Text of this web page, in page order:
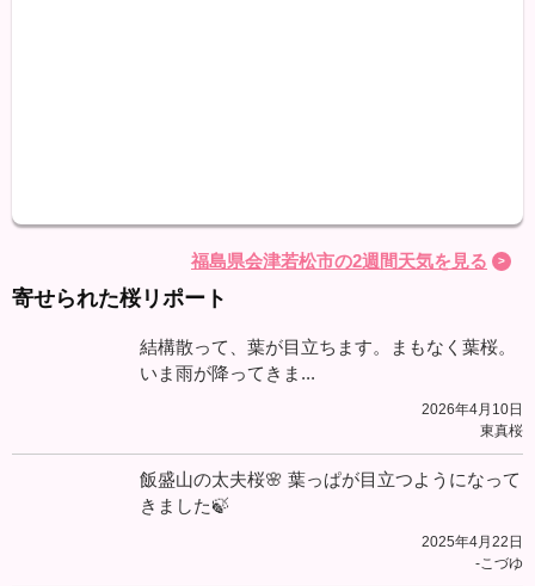
福島県会津若松市の2週間天気を見る
寄せられた桜リポート
結構散って、葉が目立ちます。まもなく葉桜。
いま雨が降ってきま...
2026年4月10日
東真桜
飯盛山の太夫桜🌸 葉っぱが目立つようになって
きました🍃
2025年4月22日
-こづゆ